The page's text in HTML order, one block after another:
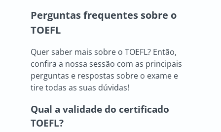
Perguntas frequentes sobre o
TOEFL
Quer saber mais sobre o TOEFL? Então,
confira a nossa sessão com as principais
perguntas e respostas sobre o exame e
tire todas as suas dúvidas!
Qual a validade do certificado
TOEFL?